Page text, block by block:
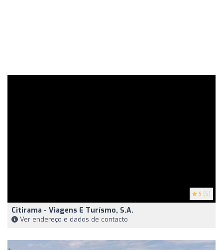
5 (5)
Citirama - Viagens E Turísmo, S.A.
Ver endereço e dados de contacto